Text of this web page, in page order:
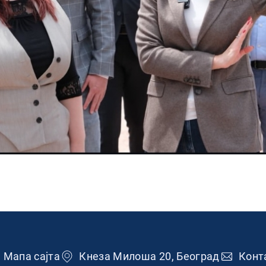
Мапа сајта Кнеза Милоша 20, Београд